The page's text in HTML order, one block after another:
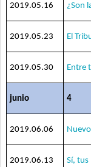
2019.05.16 ¿Son
2019.05.23 El
2019.05.30 Entre
junio 4
2019.06.06
2019.06.13 Sí, tus